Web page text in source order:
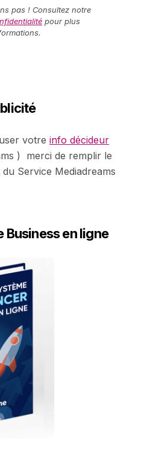
pas ! Consultez notre
pour plus
votre info décideur
) merci de remplir le
du Service Mediadreams
Business en ligne